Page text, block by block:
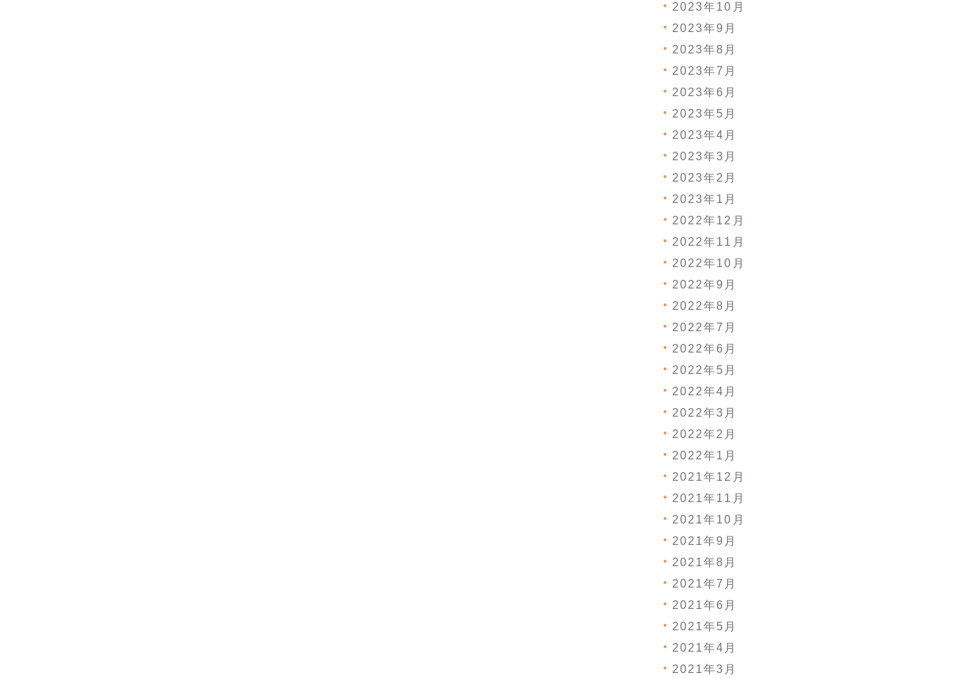
2023年10月
2023年9月
2023年8月
2023年7月
2023年6月
2023年5月
2023年4月
2023年3月
2023年2月
2023年1月
2022年12月
2022年11月
2022年10月
2022年9月
2022年8月
2022年7月
2022年6月
2022年5月
2022年4月
2022年3月
2022年2月
2022年1月
2021年12月
2021年11月
2021年10月
2021年9月
2021年8月
2021年7月
2021年6月
2021年5月
2021年4月
2021年3月